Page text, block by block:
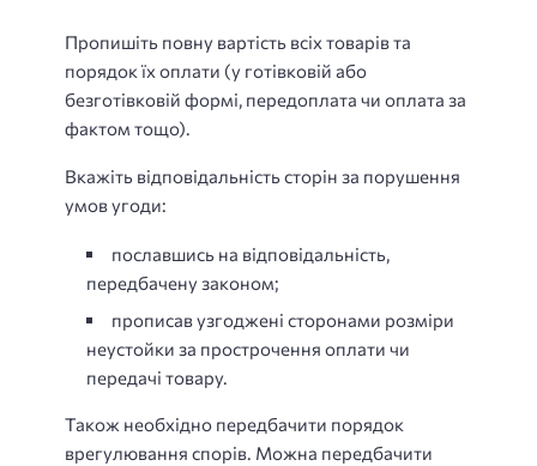
Пропишіть повну вартість всіх товарів та
порядок їх оплати (у готівковій або
безготівковій формі, передоплата чи оплата за
фактом тощо).
Вкажіть відповідальність сторін за порушення
умов угоди:
пославшись на відповідальність,
передбачену законом;
прописав узгоджені сторонами розміри
неустойки за прострочення оплати чи
передачі товару.
Також необхідно передбачити порядок
врегулювання спорів. Можна передбачити